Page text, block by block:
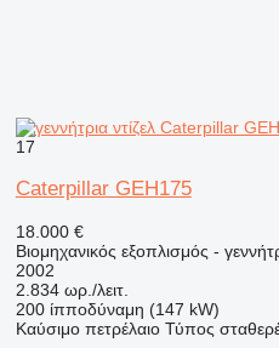
17
Caterpillar GEH175
18.000 €
Βιομηχανικός εξοπλισμός -
2002
2.834 ωρ./λειτ.
200 ίπποδύναμη (147 kW)
Καύσιμο πετρέλαιο Τύπος